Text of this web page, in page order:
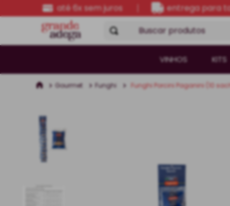
até 6x sem juros entrega para
Buscar produtos
VINHOS KITS
Gourmet Funghi Funghi Porcini Paganini (10